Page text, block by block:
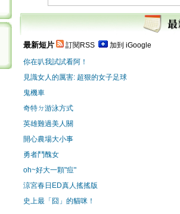
最新短片 訂閱RSS
加到 iGoogle
你在叭我試試看阿！
見識女人的厲害: 超狠的女子足球
鬼機車
奇特ㄉ游泳方式
英雄難過美人關
開心農場大小事
勇者鬥醜女
oh~好大一顆"痘"
涼宮春日ED真人搖搖版
史上最「囧」的貓咪！